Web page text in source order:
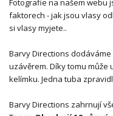
Fotografie na našem webu
faktorech - jak jsou vlasy
si vlasy myjete..
Barvy Directions dodáváme
uzávěrem. Díky tomu
kelímku. Jedna tuba
Barvy Directions zahrnují